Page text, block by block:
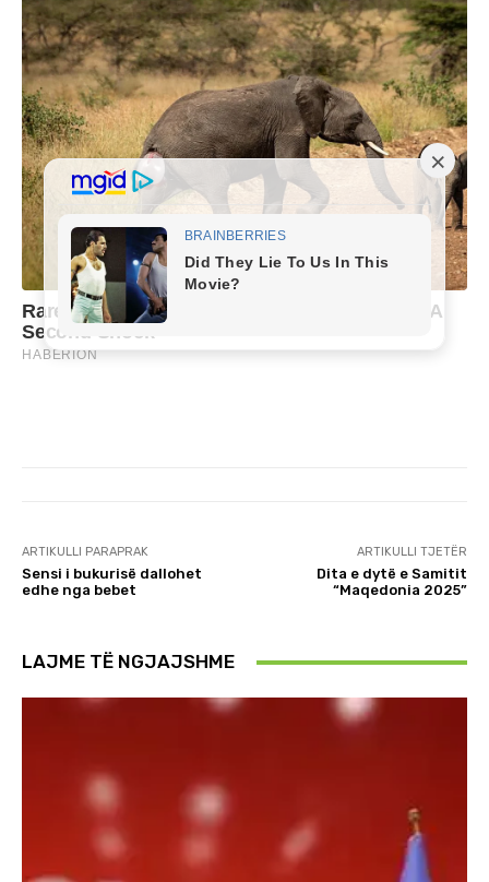
ARTIKULLI PARAPRAK
Sensi i bukurisë dallohet
edhe nga bebet
ARTIKULLI TJETËR
Dita e dytë e Samitit
“Maqedonia 2025”
LAJME TË NGJAJSHME